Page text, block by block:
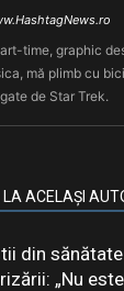
time, graphic
mă plimb cu
de Star Trek.
LA ACELAȘI
din
„Nu